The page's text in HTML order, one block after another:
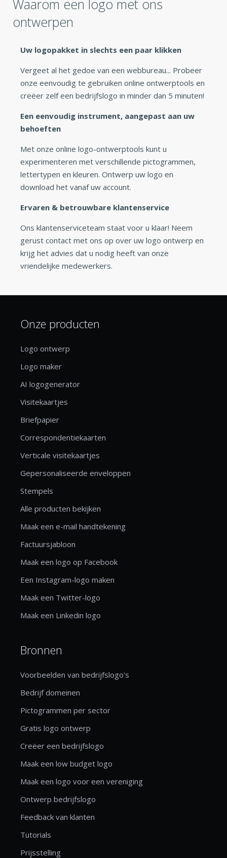
Waarom een logo met ons
ontwerpen
Uw logopakket in slechts een paar klikken
Vergeet al het gedoe van een webbureau... Probeer
onze eenvoudig te gebruiken online ontwerptools en
creëer zelf een bedrijfslogo in minder dan 5 minuten!
Een eenvoudig instrument, aangepast aan uw
behoeften
Met onze online logo-ontwerptools kunt u
experimenteren met verschillende pictogrammen,
lettertypen en kleuren. Ontwerp uw logo en
download het vanaf uw account.
Ervaren & betrouwbare klantenservice
Ons klantenserviceteam staat voor u klaar! Neem
gerust contact met ons op over uw logo ontwerp en
krijg het advies dat u nodig heeft van onze
vriendelijke medewerkers.
Onze producten
Logo ontwerp
Logo maker
AI logogenerator
Visitekaartjes
Briefpapier
Correspondentiekaarten
Verticale visitekaartjes
Gepersonaliseerde enveloppen
Stempels
Alle producten bekijken
Maak een e-mail handtekening
Factuursjabloon
Maak een logo op Facebook
Een Instagram-logo maken
Maak een Twitter-logo
Maak een Linkedin logo
Bronnen
Voorbeelden van bedrijfslogo's
Bedrijf domeinen
Pictogrammen per sector
Gratis logo ontwerp
Creëer een bedrijfslogo
Maak een low budget logo
Maak een logo voor een vereniging
Ontwerp bedrijfslogo
Feedback van klanten
Tutorials
Prijsstelling